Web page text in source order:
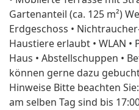
Gartenanteil (ca. 125 m²)
Erdgeschoss •
Haustiere erlaubt • WLAN
Haus • Abstellschuppen •
können gerne dazu
Hinweise Bitte beachten
am selben Tag sind bis